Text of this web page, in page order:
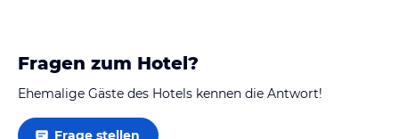
Fragen zum Hotel?
Ehemalige Gäste des Hotels kennen die Antwort!
Frage stellen